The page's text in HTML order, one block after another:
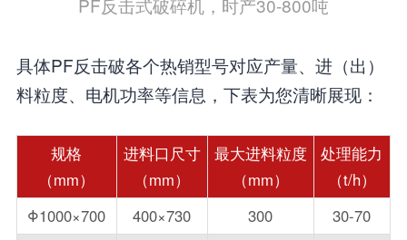
具体PF反击破各个热销型号对应产量、进（出）
料粒度、电机功率等信息，下表为您清晰展现：
规格
（mm）
进料口尺寸
（mm）
最大进料粒度
（mm）
处理能力
（t/h）
Φ1000×700
400×730 300
30-70